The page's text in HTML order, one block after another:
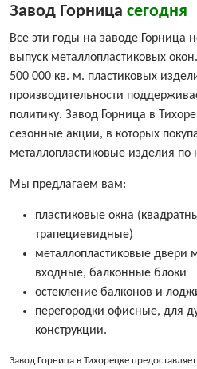
Завод Горница сегодня
Все эти годы на заводе Горница
выпуск металлопластиковых
500 000 кв. м. пластиковых
производительности
политику. Завод Горница в
сезонные акции, в которых
металлопластиковые изделия
Мы предлагаем вам:
пластиковые окна
трапециевидные)
металлопластиковые двери
входные, балконные блоки
остекление балконов и
перегородки офисные, для
конструкции.
Завод Горница в Тихорецке